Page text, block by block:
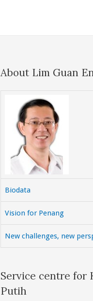
About Lim Guan
Biodata
Vision for Penang
New challenges, new
Service centre for
Putih